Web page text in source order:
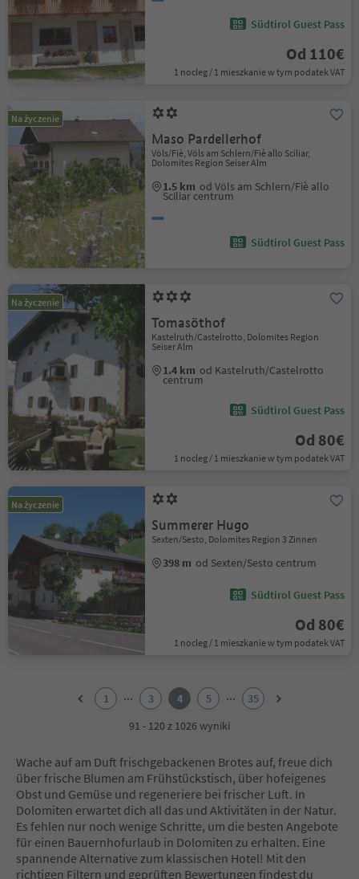
Südtirol Guest Pass
Od 110€
1 nocleg / 1 mieszkanie w tym podatek VAT
Na życzenie
Maso Pardellerhof
Völs/Fiè, Völs am Schlern/Fiè allo Sciliar,
Dolomites Region Seiser Alm
1.5 km od Völs am Schlern/Fiè allo
Sciliar centrum
Südtirol Guest Pass
Na życzenie
Tomasöthof
Kastelruth/Castelrotto, Dolomites Region
Seiser Alm
1.4 km od Kastelruth/Castelrotto
centrum
Südtirol Guest Pass
Od 80€
1 nocleg / 1 mieszkanie w tym podatek VAT
Na życzenie
Summerer Hugo
Sexten/Sesto, Dolomites Region 3 Zinnen
398 m od Sexten/Sesto centrum
Südtirol Guest Pass
Od 80€
1 nocleg / 1 mieszkanie w tym podatek VAT
10
11
12
13
1 ... 3 4 5 ...
35
91 - 120 z 1026 wyniki
Wache auf am Duft frischgebackenen Brotes auf, freue dich
über frische Blumen am Frühstückstisch, über hofeigenes
Obst und Gemüse und regeneriere bei frischer Luft. In
Dolomiten erwartet dich all das und Aktivitäten in der Natur.
Es fehlen nur noch wenige Schritte, um die besten Angebote
für einen Bauernhofurlaub in Dolomiten zu erhalten. Eine
spannende Alternative zum klassischen Hotel! Mit den
richtigen Filtern und geprüften Bewertungen findest du